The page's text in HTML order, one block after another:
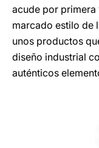
acude por primera
marcado estilo de
unos productos
diseño industrial
auténticos